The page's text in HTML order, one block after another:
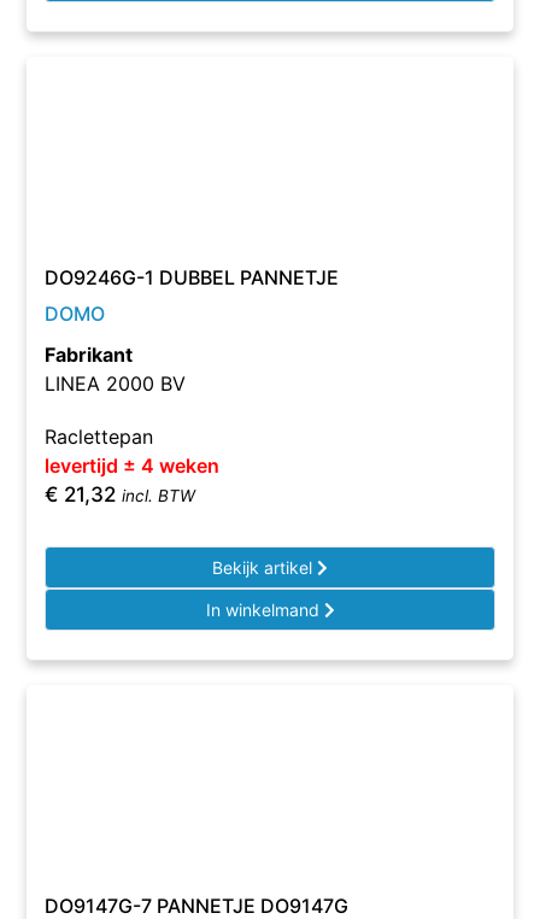
DO9246G-1 DUBBEL PANNETJE
DOMO
Fabrikant
LINEA 2000 BV
Raclettepan
levertijd ± 4 weken
€ 21,32 incl. BTW
Bekijk artikel
In winkelmand
DO9147G-7 PANNETJE DO9147G